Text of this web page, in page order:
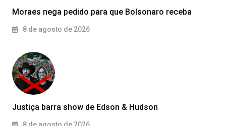
Moraes nega pedido para que Bolsonaro receba
8 de agosto de 2026
Justiça barra show de Edson & Hudson